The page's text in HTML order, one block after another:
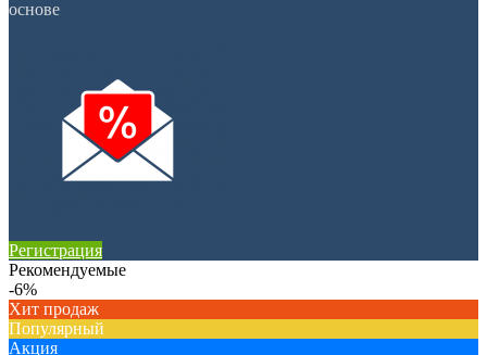
основе
Регистрация
Рекомендуемые
-6%
Хит продаж
Популярный
Акция